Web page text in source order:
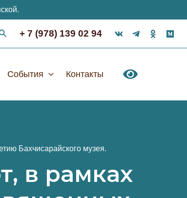
+ 7 (978) 139 02 94
События Контакты
Бахчисарайского музея.
в рамках